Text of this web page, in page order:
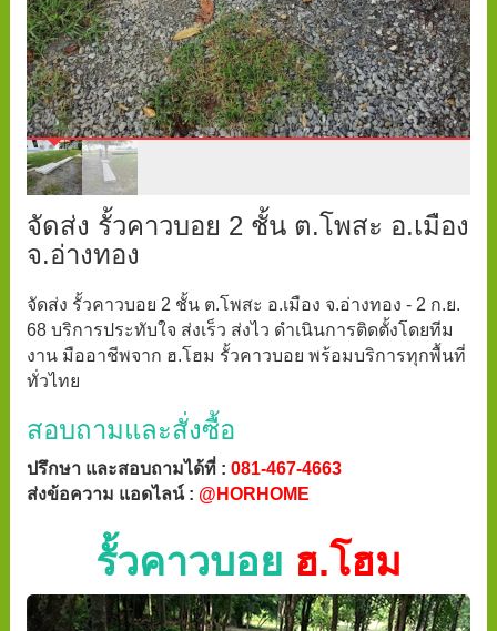
จัดส่ง รั้วคาวบอย 2 ชั้น ต.โพสะ อ.เมือง
จ.อ่างทอง
จัดส่ง รั้วคาวบอย 2 ชั้น ต.โพสะ อ.เมือง จ.อ่างทอง - 2 ก.ย.
68 บริการประทับใจ ส่งเร็ว ส่งไว ดำเนินการติดตั้งโดยทีม
งาน มืออาชีพจาก ฮ.โฮม รั้วคาวบอย พร้อมบริการทุกพื้นที่
ทั่วไทย
สอบถามและสั่งซื้อ
ปรึกษา และสอบถามได้ที่ : 081-467-4663
ส่งข้อความ แอดไลน์ : @HORHOME
รั้วคาวบอย ฮ.โฮม